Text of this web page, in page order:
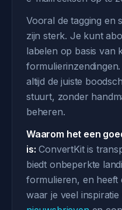
Vooral de tagging en
zijn sterk. Je kunt
labelen op basis van
altijd de juiste
stuurt, zonder
beheren.
Waarom het een
is: ConvertKit is
biedt onbeperkte
formulieren, en heeft
waar je veel